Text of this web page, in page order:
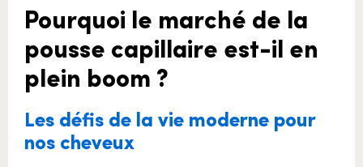
Pourquoi le marché de la
pousse capillaire est-il en
plein boom ?
Les défis de la vie moderne pour
nos cheveux